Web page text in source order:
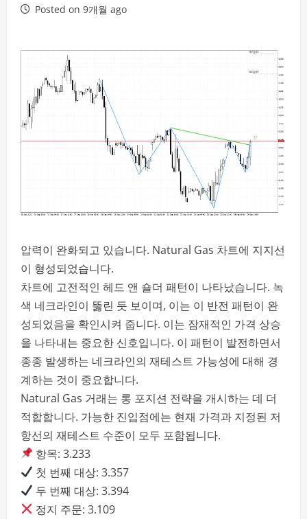
Posted on 9개월 ago
압력이 완화되고 있습니다. Natural Gas 차트에 지지선
이 형성되었습니다.
차트에 고전적인 헤드 앤 숄더 패턴이 나타났습니다. 녹
색 네크라인이 뚫린 듯 보이며, 이는 이 반전 패턴이 완
성되었음을 확인시켜 줍니다. 이는 잠재적인 가격 상승
을 나타내는 중요한 신호입니다. 이 패턴이 발전하면서
종종 발생하는 네크라인의 재테스트 가능성에 대해 경
계하는 것이 중요합니다.
Natural Gas 거래는 롱 포지션 전략을 개시하는 데 더
적합합니다. 가능한 진입점에는 현재 가격과 지정된 저
항선의 재테스트 수준이 모두 포함됩니다.
항목: 3.233
첫 번째 대상: 3.357
두 번째 대상: 3.394
정지 주문: 3.109